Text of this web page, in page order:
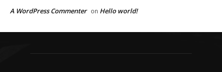
A WordPress Commenter on Hello world!